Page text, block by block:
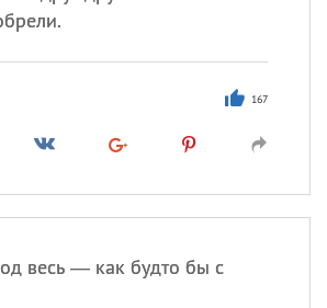
167
весь — как будто бы с